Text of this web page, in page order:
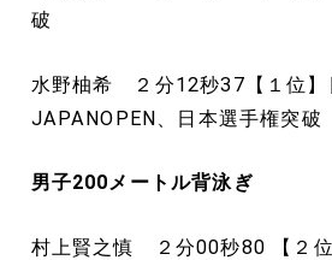
破
水野柚希 ２分12秒37【１位】
JAPANOPEN、日本選手権突破
男子200メートル背泳ぎ
村上賢之慎 ２分00秒80 【２